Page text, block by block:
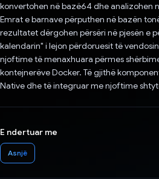
konvertohen në bazë64 dhe analizohen
Emrat e barnave përputhen në bazën
rezultatet dërgohen përsëri në pjesën e
kalendarin" i lejon përdoruesit të
njoftime të menaxhuara përmes
kontejnerëve Docker. Të gjithë
Native dhe të integruar me njoftime
E ndertuar me
Asnjë